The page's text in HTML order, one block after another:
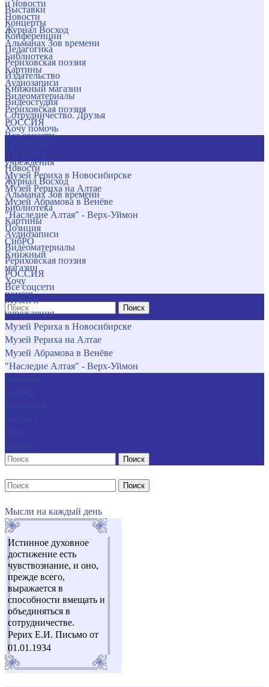
и новости
Новости
Журнал Восход
Альманах Зов времени
Библиотека
Картины
Аудиозаписи
Видеоматериалы
Рериховская поэзия
РОССИЯ
Все соцсети
учреждения
Музей Рериха в Новосибирске
Музей Рериха на Алтае
Музей Абрамова в Венёве
"Наследие Алтая" - Верх-Уймон
Позиция
СибРО
Книжный
магазин
Хочу
помочь
Поиск
Выставки
Концерты
Конференции
Педагогика
Рериховская поэзия
Издательство
Книжный магазин
Видеостудия
Сотрудничество. Друзья
Хочу помочь
Новости
Журнал Восход
Альманах Зов времени
Библиотека
Картины
Аудиозаписи
Видеоматериалы
Рериховская поэзия
РОССИЯ
Все соцсети
Музеи и
учреждения
Музей Рериха в Новосибирске
Музей Рериха на Алтае
Музей Абрамова в Венёве
"Наследие Алтая" - Верх-Уймон
Поиск
Поиск
Мысли на каждый день
Истинное духовное
достижение есть
чувствознание, и оно,
прежде всего,
выражается в
способности вмещать и
объединяться в
сотрудничестве.
Рерих Е.И. Письмо от
01.01.1934